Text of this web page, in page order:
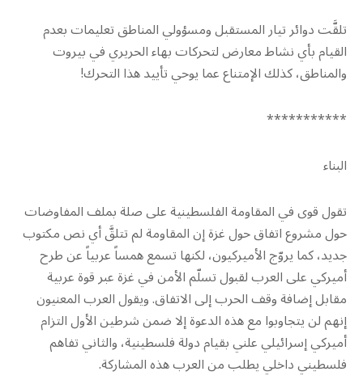
تلقَّت دوائر تيار المستقبل ومسؤولي المناطق تعليمات بعدم
القيام بأي نشاط معارض لتحركات بهاء الحريري في بيروت
والمناطق، كذلك الإمتناع عما يوحي تأييد هذا التحرك!
***********
البناء
تقول قوى في المقاومة الفلسطينية على صلة بملف المفاوضات
حول مشروع اتفاق حول غزة إن المقاومة لم تتلقَّ أي نص مكتوب
جديد، كما يروّج الأميركيون، لكنها تسمع همساً عربياً عن طرح
أميركي على العرب لقبول تسلّم الأمن في غزة عبر قوة عربية
مقابل إضافة وقف الحرب إلى الاتفاق. ويقول العرب المعنيون
إنهم لن يتجاوبوا مع هذه الدعوة إلا ضمن شرطين الأول التزام
أميركي إسرائيلي علني بقيام دولة فلسطينية، والثاني تفاهم
فلسطيني داخلي يطلب من العرب هذه المشاركة.